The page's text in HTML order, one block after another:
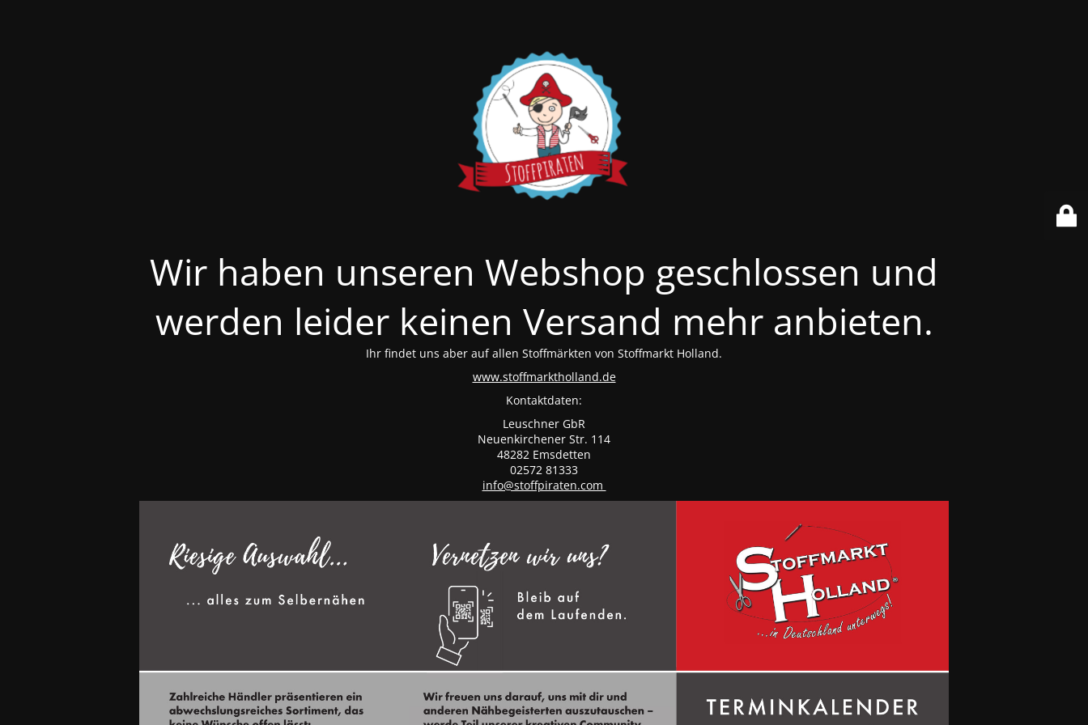
Wir haben unseren Webshop geschlossen und
werden leider keinen Versand mehr anbieten.
Ihr findet uns aber auf allen Stoffmärkten von Stoffmarkt Holland.
www.stoffmarktholland.de
Kontaktdaten:
Leuschner GbR
Neuenkirchener Str. 114
48282 Emsdetten
02572 81333
info@stoffpiraten.com